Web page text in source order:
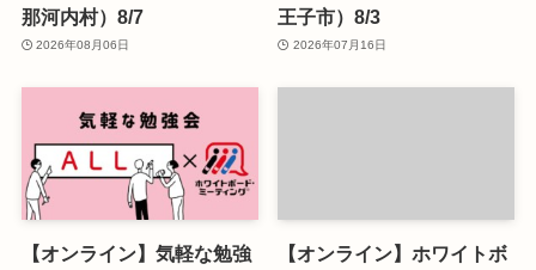
那河内村）8/7
2026年08月06日
王子市）8/3
2026年07月16日
【オンライン】気軽な勉強
【オンライン】ホワイトボ